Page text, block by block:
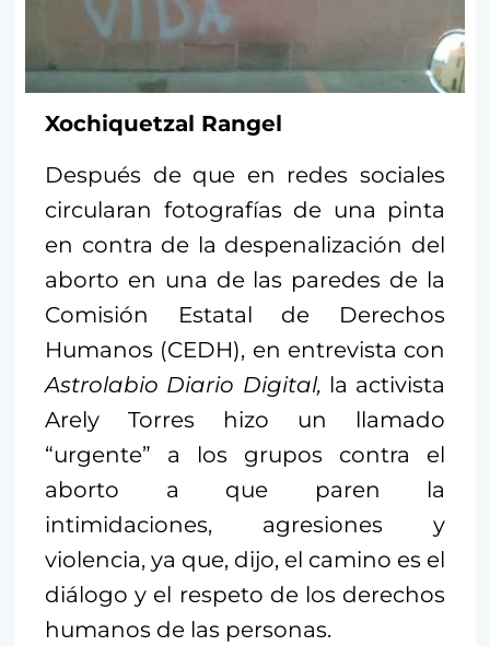
Xochiquetzal Rangel
Después de que en redes sociales
circularan fotografías de una pinta
en contra de la despenalización del
aborto en una de las paredes de la
Comisión Estatal de Derechos
Humanos (CEDH), en entrevista con
Astrolabio Diario Digital, la activista
Arely Torres hizo un llamado
“urgente” a los grupos contra el
aborto a que paren la
intimidaciones, agresiones y
violencia, ya que, dijo, el camino es el
diálogo y el respeto de los derechos
humanos de las personas.